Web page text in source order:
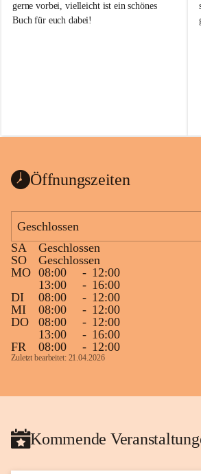
gerne vorbei, vielleicht ist ein schönes
Buch für euch dabei!
Wanduhr (!) benutzt und musste
Das Gemeindeamt freut sich sehr über die
Spende >lesenswerter< Bücher und
vorsortiert in die Bücherzelle eingeräumt
werden können.
Gleichzeitig möchten wir uns bei all Jenen
sehr herzlich bedanken, die bereits viele
tolle Bücher spendiert haben.
Öffnungszeiten
Geschlossen
SA
Geschlossen
SO
Geschlossen
MO 08:00 - 12:00
13:00
- 16:00
DI
08:00 - 12:00
MI
08:00 - 12:00
DO
08:00 - 12:00
13:00
- 16:00
FR
08:00 - 12:00
Zuletzt bearbeitet: 21.04.2026
Kommende